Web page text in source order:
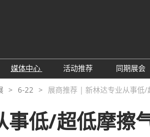
English
한국
日本
แบบ
记
媒体中心
行业新闻
展商动态
活动推荐
会议论坛
同期展会
深圳
国际
亚洲
6-22 展商推荐 | 新林达专业从事低/
低/超低摩擦